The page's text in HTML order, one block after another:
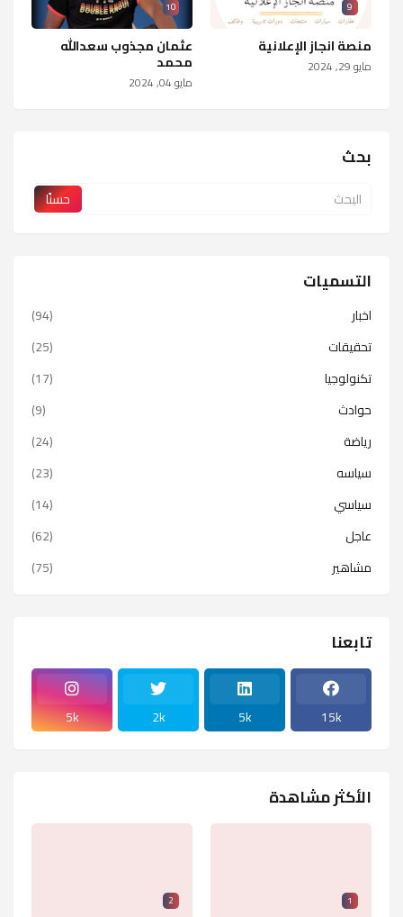
9
منصة انجاز الإعلانية
مايو 29, 2024
10
عثمان مجذوب سعدالله
محمد
مايو 04, 2024
بحث
التسميات
اخبار
(94)
تحقيقات
(25)
تكنولوجيا
(17)
حوادث
(9)
رياضة
(24)
سياسه
(23)
سياسي
(14)
عاجل
(62)
مشاهير
(75)
تابعنا
15k
5k
2k
5k
الأكثر مشاهدة
1
2